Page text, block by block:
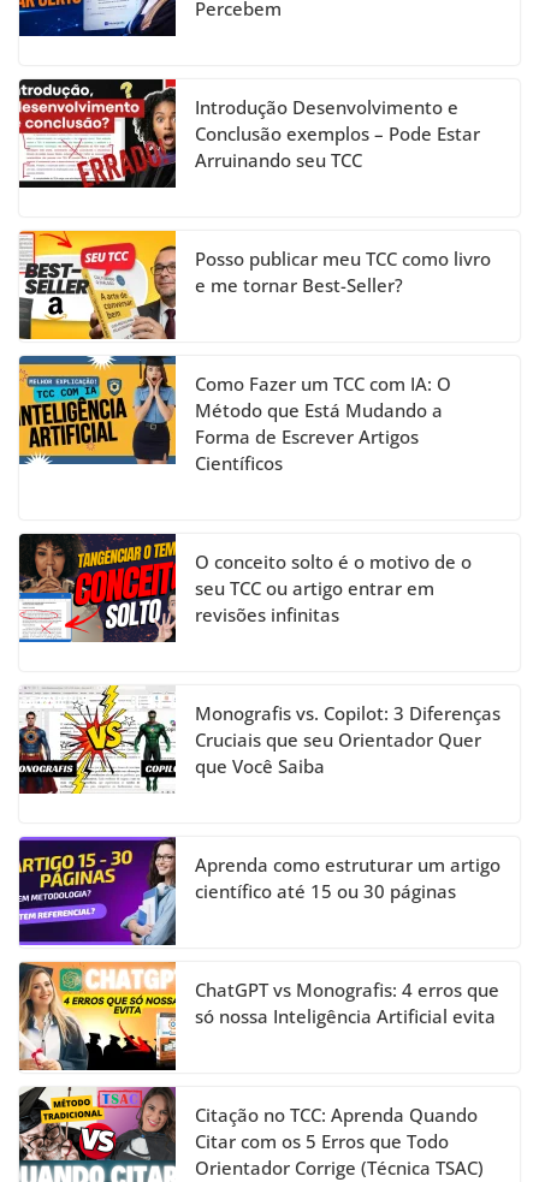
o
k
e
h
a
n
el
Percebem
Introdução Desenvolvimento e
Conclusão exemplos – Pode Estar
Arruinando seu TCC
Posso publicar meu TCC como livro
e me tornar Best-Seller?
Como Fazer um TCC com IA: O
Método que Está Mudando a
Forma de Escrever Artigos
Científicos
O conceito solto é o motivo de o
seu TCC ou artigo entrar em
revisões infinitas
Monografis vs. Copilot: 3 Diferenças
Cruciais que seu Orientador Quer
que Você Saiba
Aprenda como estruturar um artigo
científico até 15 ou 30 páginas
ChatGPT vs Monografis: 4 erros que
só nossa Inteligência Artificial evita
Citação no TCC: Aprenda Quando
Citar com os 5 Erros que Todo
Orientador Corrige (Técnica TSAC)